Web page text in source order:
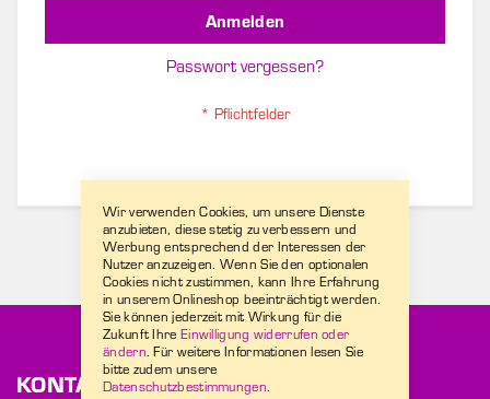
Anmelden
Passwort vergessen?
KONTAKT
Wir verwenden Cookies, um unsere Dienste
anzubieten, diese stetig zu verbessern und
Werbung entsprechend der Interessen der
Nutzer anzuzeigen. Wenn Sie den optionalen
Cookies nicht zustimmen, kann Ihre Erfahrung
in unserem Onlineshop beeinträchtigt werden.
Sie können jederzeit mit Wirkung für die
Zukunft Ihre Einwilligung widerrufen oder
ändern. Für weitere Informationen lesen Sie
bitte zudem unsere
Datenschutzbestimmungen.